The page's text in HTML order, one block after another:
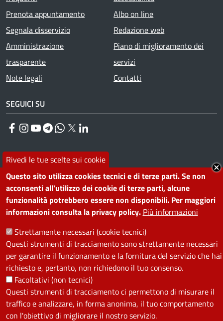
Rivedi le tue scelte sui cookie
Questo sito utilizza cookies tecnici e di terze parti. Se non
acconsenti all'utilizzo dei cookie di terze parti, alcune
funzionalità potrebbero essere non disponibili. Per maggiori
informazioni consulta la privacy policy. Più informazioni
Strettamente necessari (cookie tecnici)
Questi strumenti di tracciamento sono strettamente necessari
per garantire il funzionamento e la fornitura del servizio che hai
richiesto e, pertanto, non richiedono il tuo consenso.
Facoltativi (non tecnici)
Questi strumenti di tracciamento ci permettono di misurare il
traffico e analizzare, in forma anonima, il tuo comportamento
con l'obiettivo di migliorare il nostro servizio.
Prenota appuntamento
Segnala disservizio
Amministrazione
trasparente
Note legali
Albo on line
Redazione web
Piano di miglioramento dei
servizi
Contatti
SEGUICI SU
Facebook
Instagram
YouTube
Telegram
WhatsApp
Twitter
PRIVACY
Useful links section
La Privacy nel Comune
PRIVACY